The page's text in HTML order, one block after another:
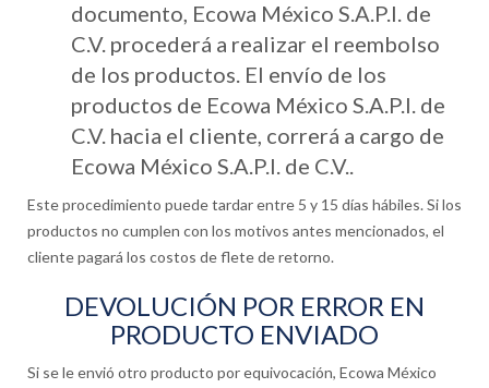
documento, Ecowa México S.A.P.I. de
C.V. procederá a realizar el reembolso
de los productos. El envío de los
productos de Ecowa México S.A.P.I. de
C.V. hacia el cliente, correrá a cargo de
Ecowa México S.A.P.I. de C.V..
Este procedimiento puede tardar entre 5 y 15 días hábiles. Si los
productos no cumplen con los motivos antes mencionados, el
cliente pagará los costos de flete de retorno.
DEVOLUCIÓN POR ERROR EN
PRODUCTO ENVIADO
Si se le envió otro producto por equivocación, Ecowa México